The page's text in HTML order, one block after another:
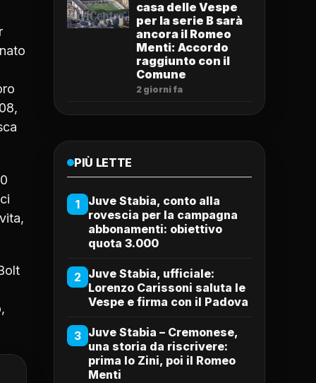
casa delle Vespe
per la serie B sarà
ancora il Romeo
Menti: Accordo
raggiunto con il
Comune
2 giorni fa
PIÙ LETTE
1
Juve Stabia, conto alla
rovescia per la campagna
abbonamenti: obiettivo
quota 3.000
2 Juve Stabia, ufficiale:
Lorenzo Carissoni saluta le
Vespe e firma con il Padova
3 Juve Stabia – Cremonese,
una storia da riscrivere:
prima lo Zini, poi il Romeo
Menti